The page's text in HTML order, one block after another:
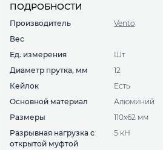
ПОДРОБНОСТИ
Производитель
Vento
Вес
Ед. измерения
шт
Диаметр прутка, мм
12
Кейлок
есть
Основной материал
алюминий
Размеры
110x62 мм
Разрывная нагрузка с
открытой муфтой
5 кН